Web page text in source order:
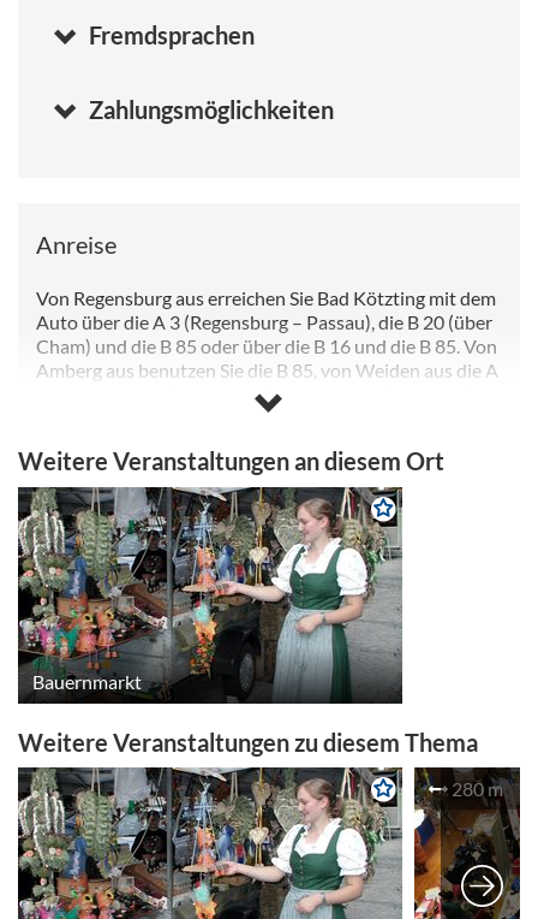
Fremdsprachen
Zahlungsmöglichkeiten
Anreise
Von Regensburg aus erreichen Sie Bad Kötzting mit dem
Auto über die A 3 (Regensburg – Passau), die B 20 (über
Cham) und die B 85 oder über die B 16 und die B 85. Von
Amberg aus benutzen Sie die B 85, von Weiden aus die A
93 und die B 85 (über Cham) oder die B 22 (bis Cham)
und die B 85. Von Deggendorf aus fahren Sie auf der B 11
Mit dem Zug erreichen Sie Bad Kötzting von Norden und
Westen über Nürnberg, Schwandorf und Cham. Von
Süden erreichen Sie uns über Regensburg, Schwandorf
und Cham.
Die nächstgelegenen Flughäfen sind in München und
Nürnberg.
Weitere Veranstaltungen an diesem Ort
Bauernmarkt
Weitere Veranstaltungen zu diesem Thema
280 m